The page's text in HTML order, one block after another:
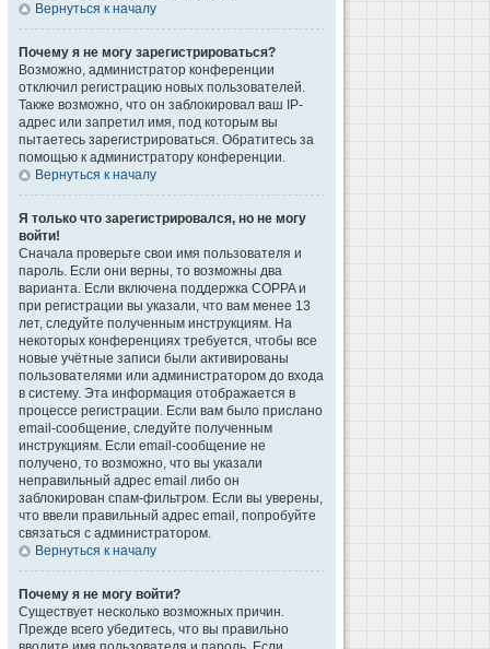
Вернуться к началу
Почему я не могу зарегистрироваться?
Возможно, администратор конференции
отключил регистрацию новых пользователей.
Также возможно, что он заблокировал ваш IP-
адрес или запретил имя, под которым вы
пытаетесь зарегистрироваться. Обратитесь за
помощью к администратору конференции.
Вернуться к началу
Я только что зарегистрировался, но не могу
войти!
Сначала проверьте свои имя пользователя и
пароль. Если они верны, то возможны два
варианта. Если включена поддержка COPPA и
при регистрации вы указали, что вам менее 13
лет, следуйте полученным инструкциям. На
некоторых конференциях требуется, чтобы все
новые учётные записи были активированы
пользователями или администратором до входа
в систему. Эта информация отображается в
процессе регистрации. Если вам было прислано
email-сообщение, следуйте полученным
инструкциям. Если email-сообщение не
получено, то возможно, что вы указали
неправильный адрес email либо он
заблокирован спам-фильтром. Если вы уверены,
что ввели правильный адрес email, попробуйте
связаться с администратором.
Вернуться к началу
Почему я не могу войти?
Существует несколько возможных причин.
Прежде всего убедитесь, что вы правильно